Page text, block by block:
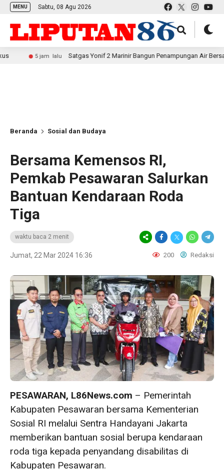
MENU Sabtu, 08 Agu 2026
5 jam lalu Satgas Yonif 2 Marinir Bangun Penampungan Air Bersama
Beranda Sosial dan Budaya
Bersama Kemensos RI,
Pemkab Pesawaran Salurkan
Bantuan Kendaraan Roda
Tiga
waktu baca 2 menit
Jumat, 22 Mar 2024 16:36 200 Redaksi
PESAWARAN, L86News.com – Pemerintah
Kabupaten Pesawaran bersama Kementerian
Sosial RI melalui Sentra Handayani Jakarta
memberikan bantuan sosial berupa kendaraan
roda tiga kepada penyandang disabilitas di
Kabupaten Pesawaran.